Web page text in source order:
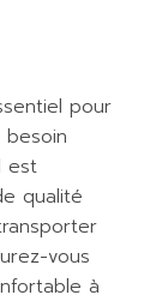
pour
est
qualité
vous
à